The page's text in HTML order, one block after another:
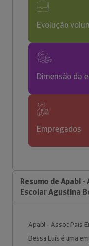
Evolução
Dimensão da
Empregados
Resumo de Apabl
Escolar Agustina
Apabl - Assoc Pais
Bessa Luís é uma